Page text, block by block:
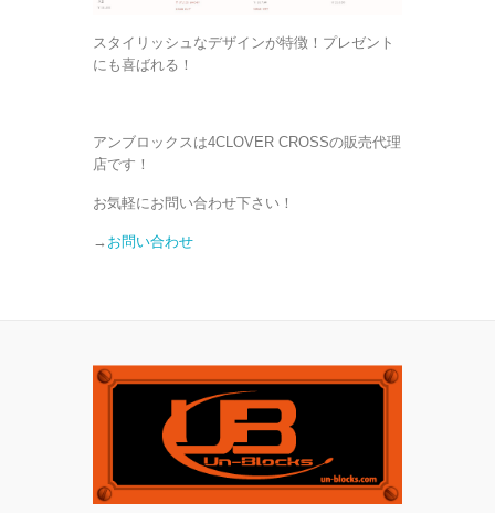
スタイリッシュなデザインが特徴！プレゼント
にも喜ばれる！
アンブロックスは4CLOVER CROSSの販売代理
店です！
お気軽にお問い合わせ下さい！
→ お問い合わせ